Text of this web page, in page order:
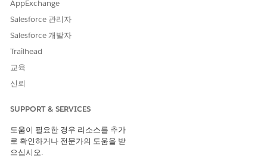
이 기사를 통해 문제를 해결했습니까?
AppExchange
Salesforce 관리자
Salesforce 개발자
Trailhead
교육
신뢰
SUPPORT & SERVICES
도움이 필요한 경우 리소스를 추가
로 확인하거나 전문가의 도움을 받
으십시오.